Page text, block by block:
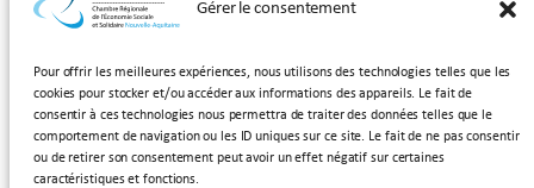
Gérer le consentement
Pour offrir les meilleures expériences, nous utilisons des technologies telles que les
cookies pour stocker et/ou accéder aux informations des appareils. Le fait de
consentir à ces technologies nous permettra de traiter des données telles que le
comportement de navigation ou les ID uniques sur ce site. Le fait de ne pas consentir
ou de retirer son consentement peut avoir un effet négatif sur certaines
caractéristiques et fonctions.
Contact
LinkedIn Facebook YouTube
Inscrivez-vous à notre newsletter